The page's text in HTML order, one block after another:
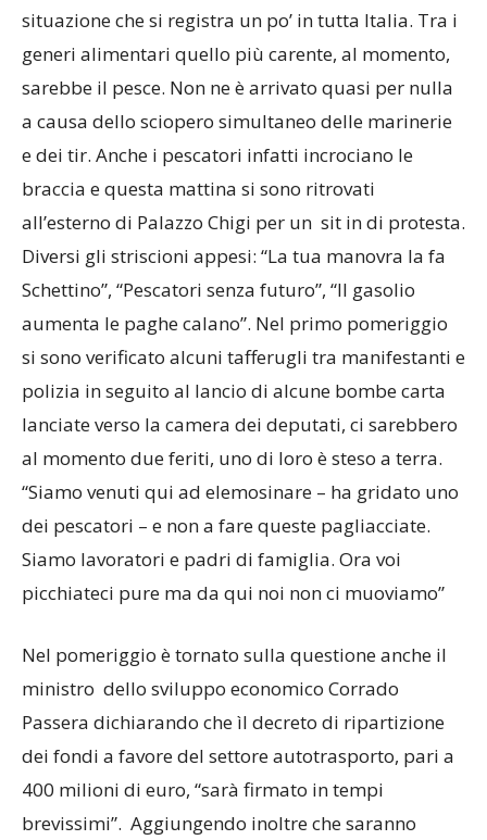
situazione che si registra un po’ in tutta Italia. Tra i
generi alimentari quello più carente, al momento,
sarebbe il pesce. Non ne è arrivato quasi per nulla
a causa dello sciopero simultaneo delle marinerie
e dei tir. Anche i pescatori infatti incrociano le
braccia e questa mattina si sono ritrovati
all’esterno di Palazzo Chigi per un sit in di protesta.
Diversi gli striscioni appesi: “La tua manovra la fa
Schettino”, “Pescatori senza futuro”, “Il gasolio
aumenta le paghe calano”. Nel primo pomeriggio
si sono verificato alcuni tafferugli tra manifestanti e
polizia in seguito al lancio di alcune bombe carta
lanciate verso la camera dei deputati, ci sarebbero
al momento due feriti, uno di loro è steso a terra.
“Siamo venuti qui ad elemosinare – ha gridato uno
dei pescatori – e non a fare queste pagliacciate.
Siamo lavoratori e padri di famiglia. Ora voi
picchiateci pure ma da qui noi non ci muoviamo”
Nel pomeriggio è tornato sulla questione anche il
ministro dello sviluppo economico Corrado
Passera dichiarando che ìl decreto di ripartizione
dei fondi a favore del settore autotrasporto, pari a
400 milioni di euro, “sarà firmato in tempi
brevissimi”. Aggiungendo inoltre che saranno